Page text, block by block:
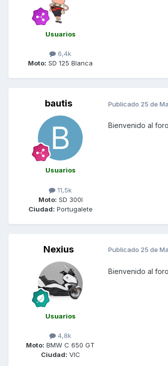
Usuarios
6,4k
Moto: SD 125 Blanca
bautis
Usuarios
11,5k
Moto: SD 300I
Ciudad: Portugalete
Publicado 25 de
Bienvenido al
Nexius
Usuarios
4,8k
Moto: BMW C 650 GT
Ciudad: VIC
Publicado 25 de
Bienvenido al